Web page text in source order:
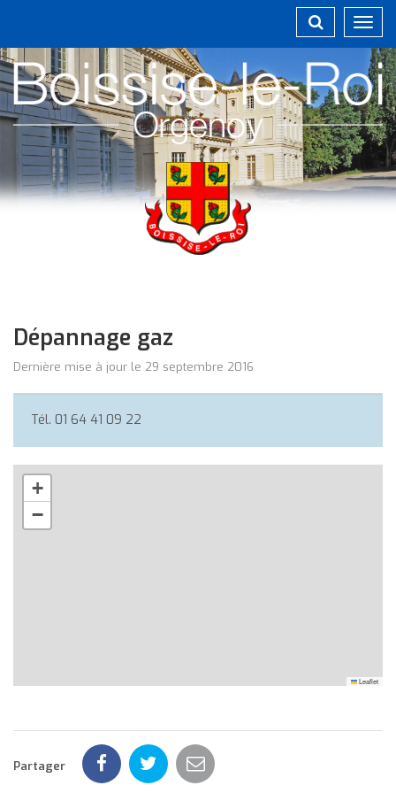
Dépannage gaz
Dernière mise à jour le 29 septembre 2016
Tél. 01 64 41 09 22
+
−
Leaflet
Partager